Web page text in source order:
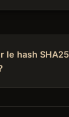
le hash